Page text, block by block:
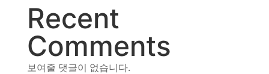
Recent
Comments
보여줄 댓글이 없습니다.